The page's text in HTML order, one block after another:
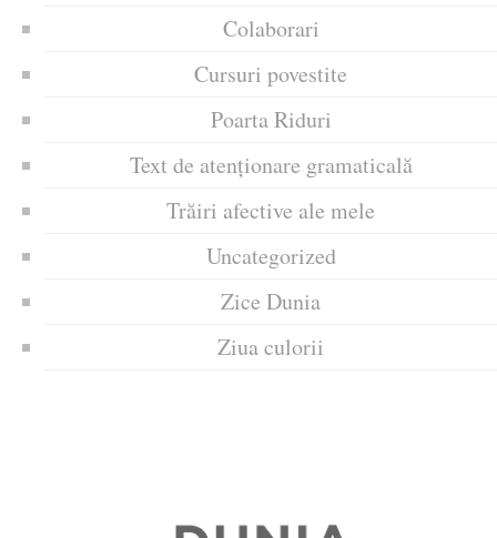
Colaborari
Cursuri povestite
Poarta Riduri
Text de atenționare gramaticală
Trăiri afective ale mele
Uncategorized
Zice Dunia
Ziua culorii